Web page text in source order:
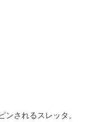
ンされるスレッタ。